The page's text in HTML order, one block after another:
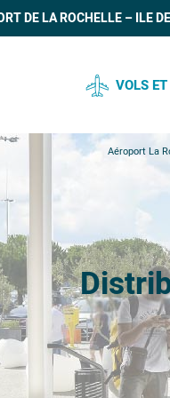
DE LA ROCHELLE – ILE
VOLS
HORAIRES
VOLS
VOLS
SÉJOUR
Aéroport La